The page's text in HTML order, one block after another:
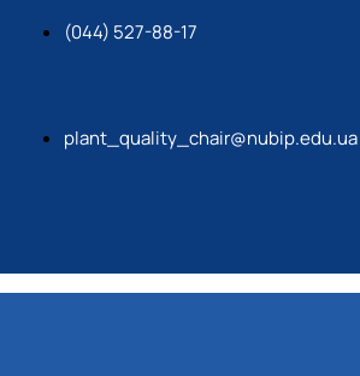
(044) 527-88-17
plant_quality_chair@nubip.edu.ua